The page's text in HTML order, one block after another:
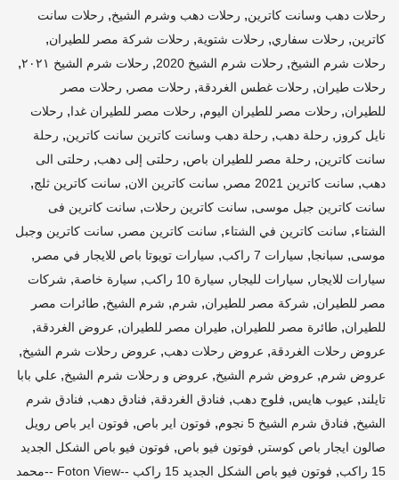
رحلات دهب وسانت كاترين, رحلات دهب وشرم الشيخ, رحلات سانت
كاترين, رحلات سفاري, رحلات شتوية, رحلات شركة مصر للطيران,
رحلات شرم الشيخ, رحلات شرم الشيخ 2020 , رحلات شرم الشيخ ٢٠٢١ ,
رحلات طيران, رحلات غطس الغردقة, رحلات مصر , رحلات مصر
للطيران, رحلات مصر للطيران اليوم, رحلات مصر للطيران غدا, رحلات
نايل كروز , رحلة دهب, رحلة دهب وسانت كاترين سانت كاترين, رحلة
سانت كاترين, رحلة مصر للطيران باص, رحلتى إلى دهب, رحلتى الى
دهب, سانت كاترين 2021 مصر , سانت كاترين الان, سانت كاترين ثلج,
سانت كاترين جبل موسى, سانت كاترين رحلات, سانت كاترين فى
الشتاء, سانت كاترين في الشتاء, سانت كاترين مصر , سانت كاترين وجبل
موسى, سبانجا, سيارات 7 راكب , سيارات تويوتا باص للايجار في مصر ,
سيارات للايجار , سيارات لليجار , سيارة 10 راكب , سيارة خاصة, شركات
مصر للطيران, شركة مصر للطيران, شرم, شرم الشيخ, طائرات مصر
للطيران, طائرة مصر للطيران, طيران مصر للطيران, عروض الغردقة,
عروض رحلات الغردقة, عروض رحلات دهب, عروض رحلات شرم الشيخ,
عروض شرم, عروض شرم الشيخ, عروض و رحلات شرم الشيخ, علي بابا
تايلند, عيوب هايس, فلوج دهب, فنادق الغردقة, فنادق دهب, فنادق شرم
الشيخ, فنادق شرم الشيخ 5 نجوم , فوتون اير باص, فوتون اير باص رويل
صالون ايجار باص كوستر , فوتون فيو باص, فوتون فيو باص الشكل الجديد
15 راكب
,
فوتون فيو باص الشكل الجديد 15 راكب --Foton View --محمد